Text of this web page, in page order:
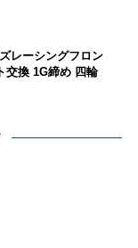
レーシングフロン
交換 1G締め 四輪